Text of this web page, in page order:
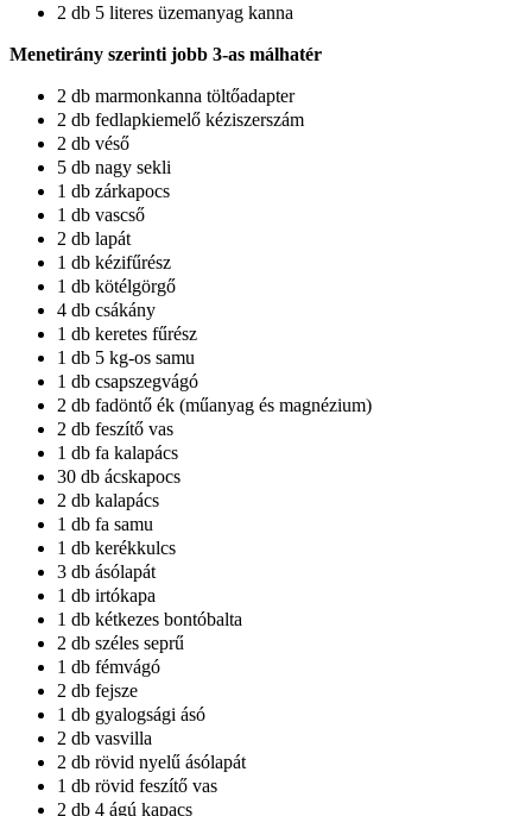
2 db 5 literes üzemanyag kanna
Menetirány szerinti jobb 3-as málhatér
2 db marmonkanna töltőadapter
2 db fedlapkiemelő kéziszerszám
2 db véső
5 db nagy sekli
1 db zárkapocs
1 db vascső
2 db lapát
1 db kézifűrész
1 db kötélgörgő
4 db csákány
1 db keretes fűrész
1 db 5 kg-os samu
1 db csapszegvágó
2 db fadöntő ék (műanyag és magnézium)
2 db feszítő vas
1 db fa kalapács
30 db ácskapocs
2 db kalapács
1 db fa samu
1 db kerékkulcs
3 db ásólapát
1 db irtókapa
1 db kétkezes bontóbalta
2 db széles seprű
1 db fémvágó
2 db fejsze
1 db gyalogsági ásó
2 db vasvilla
2 db rövid nyelű ásólapát
1 db rövid feszítő vas
2 db 4 ágú kapacs